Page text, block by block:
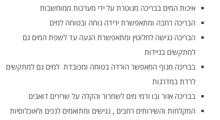
איכות המים בבריכה מנוטרת על ידי מערכות ממוחשבות
הבריכה רחבה ומתאפשרת ירידה נוחה ובטוחה למים
הבריכה נגישה לחלוטין ומתאפשרת הגעה עד לשפת המים גם
למתקשים בניידות
בבריכה מנוף המאפשר הורדה בטוחה ומכובדת למים גם למתקשים
לרדת במדרגות
בבריכה אזור ובו זרמי מים לשחרור והקלה על שרירים דואבים
המקלחות והשירותים רחבים , נגישים ומתואמים לנכים ולאוכלוסיות